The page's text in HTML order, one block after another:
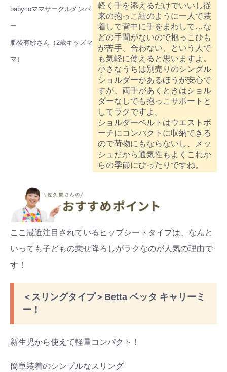
babycoママサークルメンバ
ー
肥後有紗さん（2歳キッズマ
マ）
軽く手を添えるだけでいいし従
来の抱っこ紐のように一人で装
着して背中に手をまわして…な
どの手間がないので抱っこひも
が苦手、合わない、という人で
も気軽に使えると思いますよ。
小さなうちは別売りのシングル
ショルダーがあるほうが安心で
すが、両手があくときはショル
ダーなしでも抱っこサポートと
してラクですよ。
ショルダーベルトはウエストポ
ーチにコンパクトに収納できる
ので荷物にもならないし、メッ
シュだから通気性もよくこれか
らの季節にぴったりですね。
ここ最近注目されているヒップシートタイプは、なんと
いっても子どもの乗せ降ろしがラクなのが人気の理由で
す！
＜スリングタイプ＞Betta ベッタ キャリーミ
ー！
新生児から使えて軽量コンパクト！
簡単装着のシンプルなスリング